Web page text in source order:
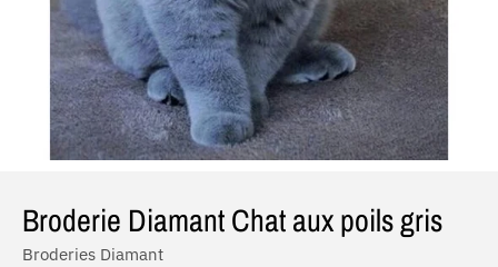
Broderie Diamant Chat aux poils gris
Broderies Diamant